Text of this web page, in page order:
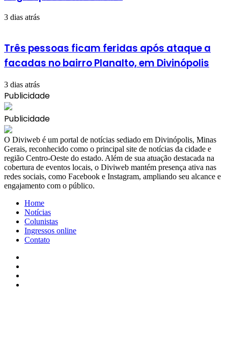
3 dias atrás
Três pessoas ficam feridas após ataque a
facadas no bairro Planalto, em Divinópolis
3 dias atrás
Publicidade
Publicidade
​O Diviweb é um portal de notícias sediado em Divinópolis, Minas
Gerais, reconhecido como o principal site de notícias da cidade e
região Centro-Oeste do estado. Além de sua atuação destacada na
cobertura de eventos locais, o Diviweb mantém presença ativa nas
redes sociais, como Facebook e Instagram, ampliando seu alcance e
engajamento com o público.
Home
Notícias
Colunistas
Ingressos online
Contato